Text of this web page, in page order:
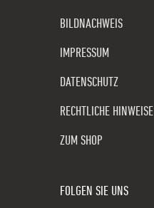
BILDNACHWEIS
IMPRESSUM
DATENSCHUTZ
RECHTLICHE HINWEISE
ZUM SHOP
FOLGEN SIE UNS